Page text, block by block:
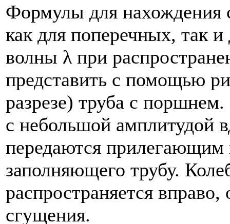
Формулы для нахождения
как для поперечных, так
волны λ при
представить с помощью
разрезе) труба с
с небольшой амплитудой
передаются прилегающим
заполняющего трубу.
распространяется
сгущения.